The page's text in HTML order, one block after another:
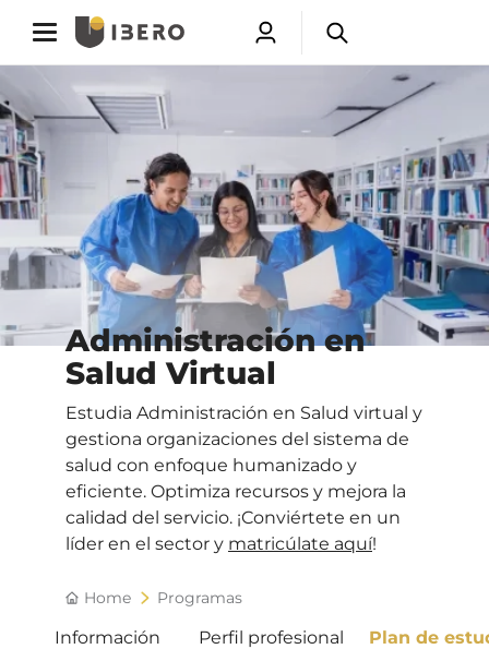
a
contenido
principal
Toggle
navigation
Toggle
navigation
Abrir
usuarios
Abrir
buscador
Administración en
Salud Virtual
Estudia Administración en Salud virtual y
gestiona organizaciones del sistema de
salud con enfoque humanizado y
eficiente. Optimiza recursos y mejora la
calidad del servicio. ¡Conviértete en un
líder en el sector y matricúlate aquí!
Home Programas
Información Perfil profesional Plan de